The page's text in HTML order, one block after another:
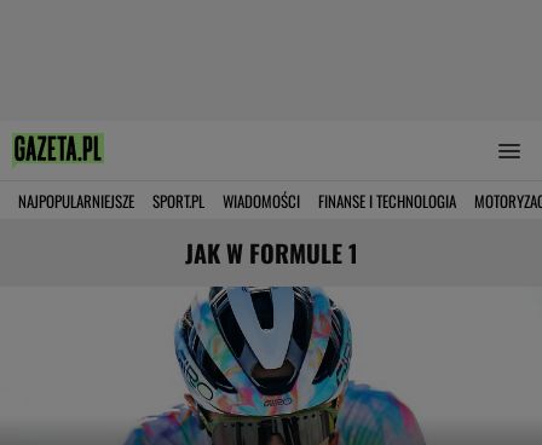
NAJPOPULARNIEJSZE SPORT.PL WIADOMOŚCI FINANSE I TECHNOLOGIA
JAK W FORMULE 1